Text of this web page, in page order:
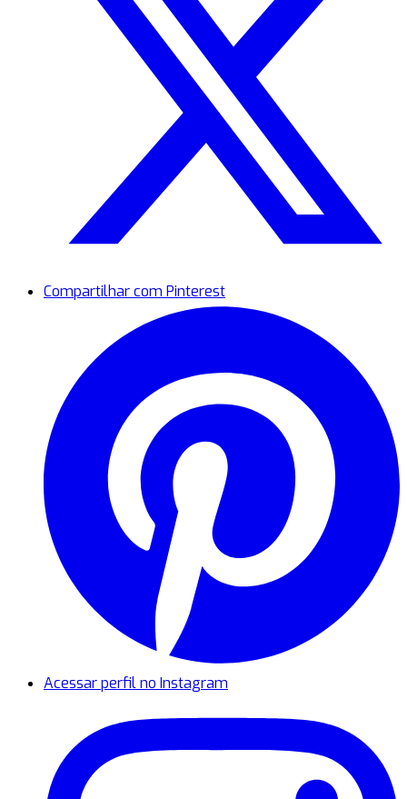
Compartilhar com Pinterest
Acessar perfil no Instagram